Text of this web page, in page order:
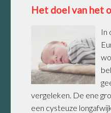
Het doel van het
In
vergeleken. De ene
een cysteuze